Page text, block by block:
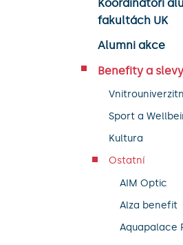
Koordinátoři
fakultách UK
Alumni akce
Benefity a slevy
Sport a
Kultura
Ostatní
AIM Optic
Alza benefit
Aquapalace